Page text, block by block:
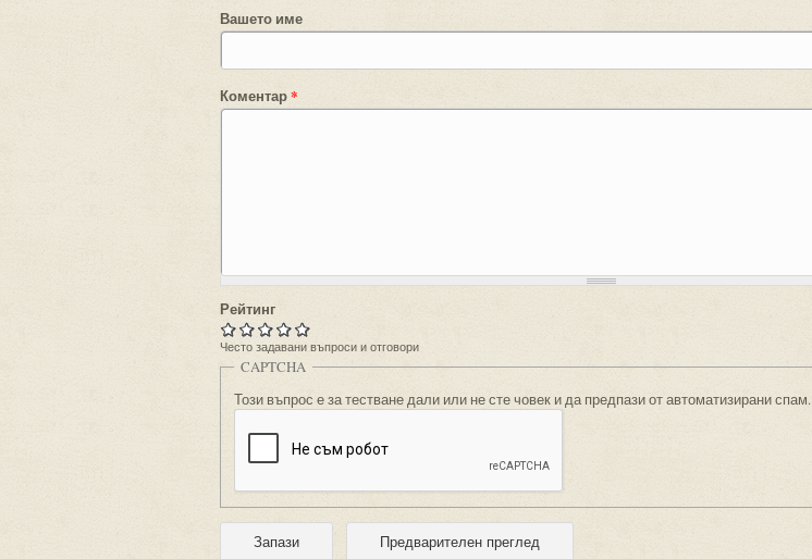
Вашето име
Коментар*
Рейтинг
Често задавани въпроси и отговори
CAPTCHA
Този въпрос е за тестване дали или не сте човек и да предпази от автоматизирани спам.